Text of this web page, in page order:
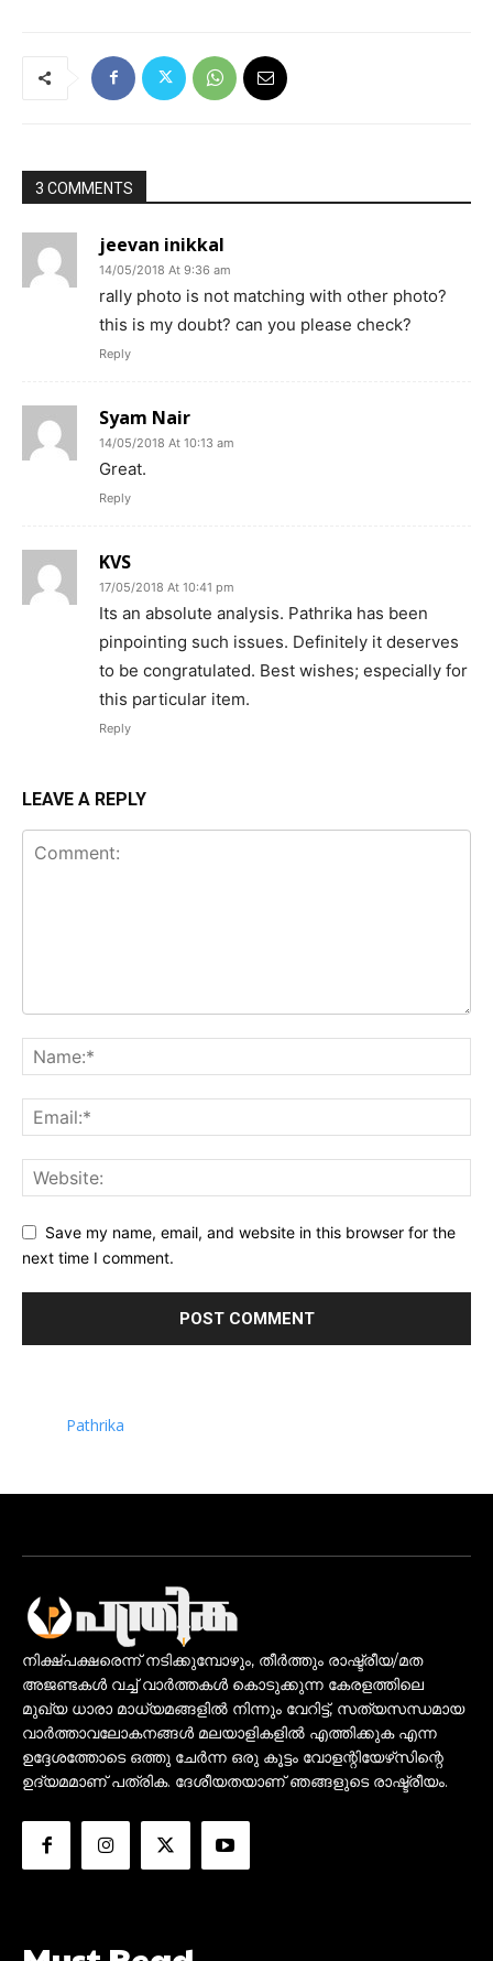
3 COMMENTS
jeevan inikkal
14/05/2018 At 9:36 am
rally photo is not matching with other photo?
this is my doubt? can you please check?
Reply
Syam Nair
14/05/2018 At 10:13 am
Great.
Reply
KVS
17/05/2018 At 10:41 pm
Its an absolute analysis. Pathrika has been
pinpointing such issues. Definitely it deserves
to be congratulated. Best wishes; especially for
this particular item.
Reply
LEAVE A REPLY
Save my name, email, and website in this browser for the
next time I comment.
Pathrika
നിക്ഷ്പക്ഷരെന്ന് നടിക്കുമ്പോഴും, തീർത്തും രാഷ്ട്രീയ/മത
അജണ്ടകൾ വച്ച് വാർത്തകൾ കൊടുക്കുന്ന കേരളത്തിലെ
മുഖ്യ ധാരാ മാധ്യമങ്ങളിൽ നിന്നും വേറിട്ട്, സത്യസന്ധമായ
വാർത്താവലോകനങ്ങൾ മലയാളികളിൽ എത്തിക്കുക എന്ന
ഉദ്ദേശത്തോടെ ഒത്തു ചേർന്ന ഒരു കൂട്ടം വോളന്റിയേഴ്‌സിന്റെ
ഉദ്യമമാണ് പത്രിക. ദേശീയതയാണ് ഞങ്ങളുടെ രാഷ്ട്രീയം.